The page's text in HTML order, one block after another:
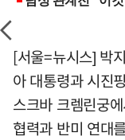
[서울=뉴시스] 박
아 대통령과 시진
스크바 크렘린궁
협력과 반미 연대